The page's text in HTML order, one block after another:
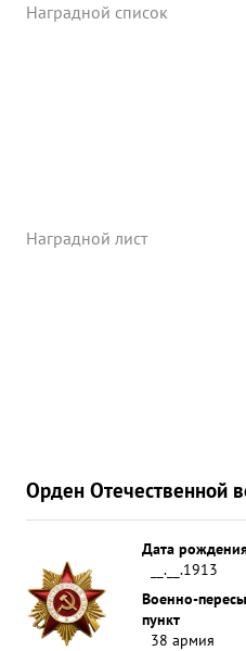
Наградной список
Наградной лист
Орден Отечественной
Дата
__.__.1913
Военно-
пункт
38 армия